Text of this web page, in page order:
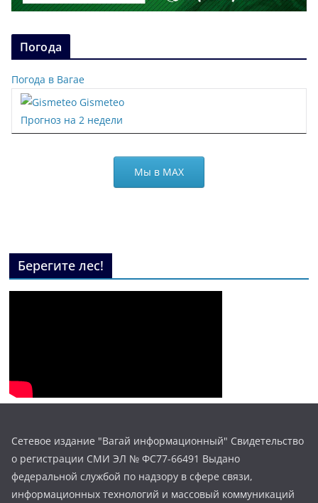
Погода
Погода в Вагае
Gismeteo
Прогноз на 2 недели
Мы в МАХ
Берегите лес!
Сетевое издание "Вагай информационный" Свидетельство
о регистрации СМИ ЭЛ № ФС77-66491 Выдано
федеральной службой по надзору в сфере связи,
информационных технологий и массовый коммуникаций